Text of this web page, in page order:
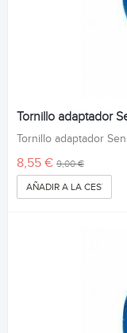
Tornillo adaptador
Tornillo adaptador
8,55 € 9,00 €
AÑADIR A LA CESTA